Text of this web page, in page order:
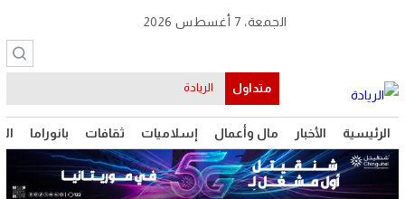
الرئيسية الأخبار مال وأعمال إسلاميات ثقافات بانوراما
الجمعة، 7 أغسطس 2026
متداول موريتانيا